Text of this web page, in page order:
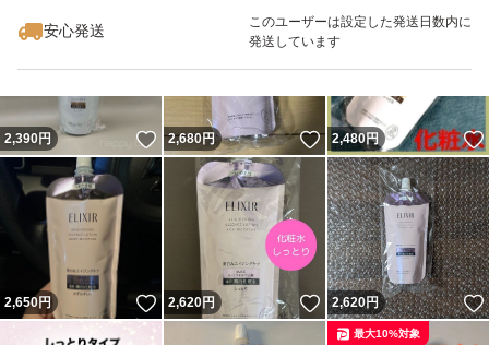
安心発送
このユーザーは設定した発送日数内に
発送しています
2,390円 いいね！
2,680円 いいね！
2,480円
2,650円 いいね！
2,620円 いいね！
2,620円
最大10%対象